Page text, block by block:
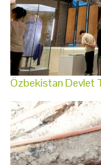
Özbekistan Devlet